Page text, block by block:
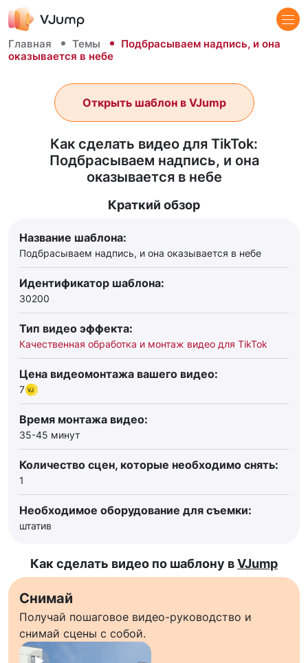
Главная Темы
Подбрасываем надпись, и она
оказывается в небе
Как сделать видео для TikTok:
Подбрасываем надпись, и она
оказывается в небе
Открыть шаблон в VJump
Краткий обзор
Название шаблона:
Подбрасываем надпись, и она оказывается в небе
Идентификатор шаблона:
30200
Тип видео эффекта:
Качественная обработка и монтаж видео для TikTok
Цена видеомонтажа вашего видео:
7
Время монтажа видео:
35-45 минут
Количество сцен, которые необходимо снять:
1
Необходимое оборудование для съемки:
штатив
Как сделать видео по шаблону вVJump
Снимай
Получай пошаговое видео-руководство и
снимай сцены с собой.